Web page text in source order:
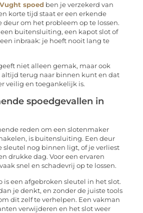
spoed ben je verzekerd van
korte tijd staat er een erkende
deur om het probleem op te lossen.
buitensluiting, een kapot slot of
inbraak: je hoeft nooit lang te
niet alleen gemak, maar ook
altijd terug naar binnen kunt en dat
veilig en toegankelijk is.
spoedgevallen in
reden om een slotenmaker
is buitensluiting. Een deur
sleutel nog binnen ligt, of je verliest
drukke dag. Voor een ervaren
snel en schadevrij op te lossen.
is een afgebroken sleutel in het slot.
je denkt, en zonder de juiste tools
dit zelf te verhelpen. Een vakman
verwijderen en het slot weer